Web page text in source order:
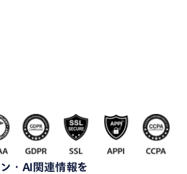
・ AI関連情報を